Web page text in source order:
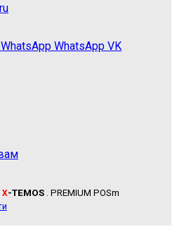
WhatsApp WhatsApp VK
X-TEMOS . PREMIUM POSm